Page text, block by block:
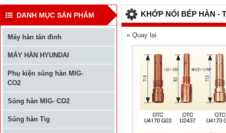
DANH MỤC SẢN PHẨM
Máy hàn tán đinh
MÁY HÀN HYUNDAI
Phụ kiện súng hàn MIG-
CO2
Súng hàn MIG- CO2
Súng hàn Tig
KHỚP NỐI BÉP HÀN -
« Quay lại